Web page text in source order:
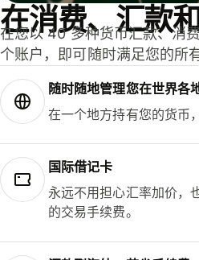
在消费、汇款
在您以 40 多种货币汇款、消
个账户，即可随时满足您的所
随时随地管理您在世界各
在一个地方持有您的货币
国际借记卡
永远不用担心汇率加价，
的交易手续费。